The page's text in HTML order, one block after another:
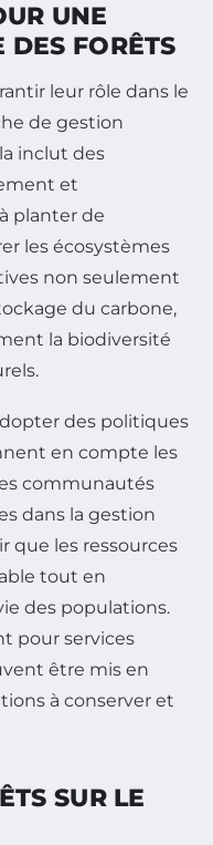
UNE
DES FORÊTS
leur rôle dans le
de gestion
inclut des
et
planter de
les écosystèmes
non seulement
du carbone,
la biodiversité
des politiques
en compte les
communautés
dans la gestion
que les ressources
tout en
des populations.
pour services
être mis en
à conserver et
SUR LE